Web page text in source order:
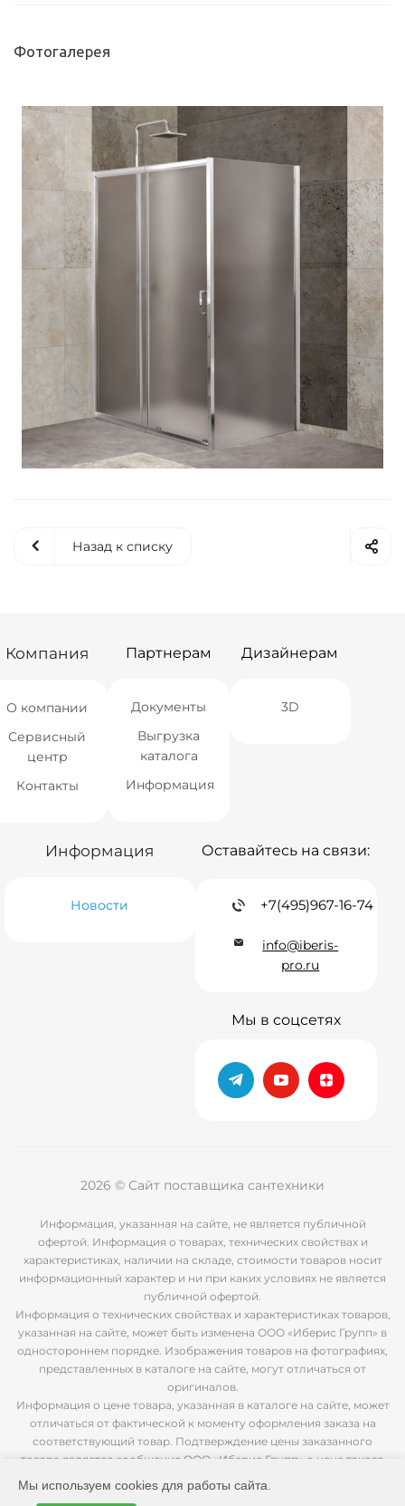
Фотогалерея
Назад к списку
Компания
О компании
Сервисный
центр
Контакты
Партнерам
Документы
Выгрузка
каталога
Информация
Дизайнерам
3D
Информация
Новости
Оставайтесь на связи:
+7(495)967-16-74
info@iberis-
pro.ru
Мы в соцсетях
2026 © Сайт поставщика сантехники
Информация, указанная на сайте, не является публичной
офертой. Информация о товарах, технических свойствах и
характеристиках, наличии на складе, стоимости товаров носит
информационный характер и ни при каких условиях не является
публичной офертой.
Информация о технических свойствах и характеристиках товаров,
указанная на сайте, может быть изменена ООО «Иберис Групп» в
одностороннем порядке. Изображения товаров на фотографиях,
представленных в каталоге на сайте, могут отличаться от
оригиналов.
Информация о цене товара, указанная в каталоге на сайте, может
отличаться от фактической к моменту оформления заказа на
соответствующий товар. Подтверждение цены заказанного
товара является сообщение ООО «Иберис Групп» о цене такого
товара.
Мы используем cookies для работы сайта.